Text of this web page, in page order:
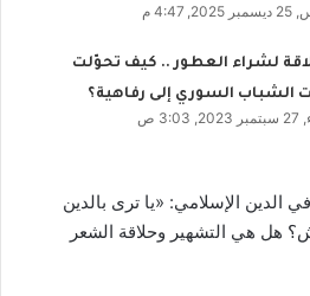
4:47 م
لشراء العطور .. كيف تحوّلت
الشباب السوري إلى رفاهية؟
ص
الدين الإسلامي: «يا ترى بالدين
هل هي التشهير وحلاقة الشعر